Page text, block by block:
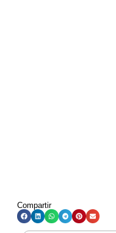
Compartir